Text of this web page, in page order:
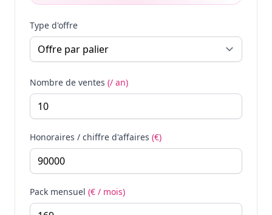
Type d'offre
Nombre de ventes (/ an)
Honoraires / chiffre d'affaires (€)
Pack mensuel (€ / mois)